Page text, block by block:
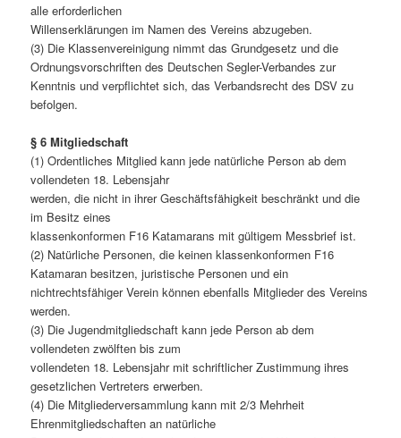
alle erforderlichen
Willenserklärungen im Namen des Vereins abzugeben.
(3) Die Klassenvereinigung nimmt das Grundgesetz und die
Ordnungsvorschriften des Deutschen Segler-Verbandes zur
Kenntnis und verpflichtet sich, das Verbandsrecht des DSV zu
befolgen.
§ 6 Mitgliedschaft
(1) Ordentliches Mitglied kann jede natürliche Person ab dem
vollendeten 18. Lebensjahr
werden, die nicht in ihrer Geschäftsfähigkeit beschränkt und die
im Besitz eines
klassenkonformen F16 Katamarans mit gültigem Messbrief ist.
(2) Natürliche Personen, die keinen klassenkonformen F16
Katamaran besitzen, juristische Personen und ein
nichtrechtsfähiger Verein können ebenfalls Mitglieder des Vereins
werden.
(3) Die Jugendmitgliedschaft kann jede Person ab dem
vollendeten zwölften bis zum
vollendeten 18. Lebensjahr mit schriftlicher Zustimmung ihres
gesetzlichen Vertreters erwerben.
(4) Die Mitgliederversammlung kann mit 2/3 Mehrheit
Ehrenmitgliedschaften an natürliche